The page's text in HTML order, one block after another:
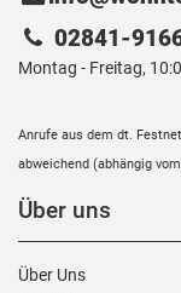
02841-
Montag - Freitag,
Anrufe aus dem dt.
abweichend (abhängig
Über uns
Über Uns